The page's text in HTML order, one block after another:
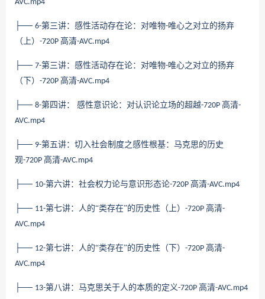
AVC.mp4
├── 6-第三讲：感性活动存在论：对唯物-唯心之对立的扬弃
（上） -720P 高清-AVC.mp4
├── 7-第三讲：感性活动存在论：对唯物-唯心之对立的扬弃
（下） -720P 高清-AVC.mp4
├── 8-第四讲： 感性意识论：对认识论立场的超越-720P 高清-
AVC.mp4
├── 9-第五讲：切入社会制度之感性根基：马克思的历史
观-720P 高清-AVC.mp4
├── 10-第六讲：社会权力论与意识形态论-720P 高清-AVC.mp4
├── 11-第七讲：人的“类存在”的历史性（上） -720P 高清-
AVC.mp4
├── 12-第七讲：人的“类存在”的历史性（下） -720P 高清-
AVC.mp4
├── 13-第八讲：马克思关于人的本质的定义-720P 高清-AVC.mp4